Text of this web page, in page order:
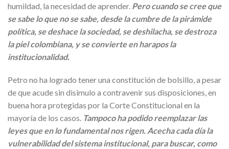
humildad, la necesidad de aprender. Pero cuando se cree que
se sabe lo que no se sabe, desde la cumbre de la pirámide
política, se deshace la sociedad, se deshilacha, se destroza
la piel colombiana, y se convierte en harapos la
institucionalidad.
Petro no ha logrado tener una constitución de bolsillo, a pesar
de que acude sin disimulo a contravenir sus disposiciones, en
buena hora protegidas por la Corte Constitucional en la
mayoría de los casos. Tampoco ha podido reemplazar las
leyes que en lo fundamental nos rigen. Acecha cada día la
vulnerabilidad del sistema institucional, para buscar, como